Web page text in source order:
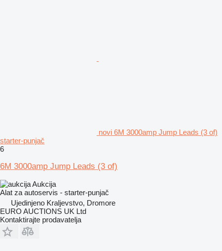
novi 6M 3000amp Jump Leads (3 of)
starter-punjač
6
6M 3000amp Jump Leads (3 of)
Aukcija
Alat za autoservis - starter-punjač
Ujedinjeno Kraljevstvo, Dromore
EURO AUCTIONS UK Ltd
Kontaktirajte prodavatelja